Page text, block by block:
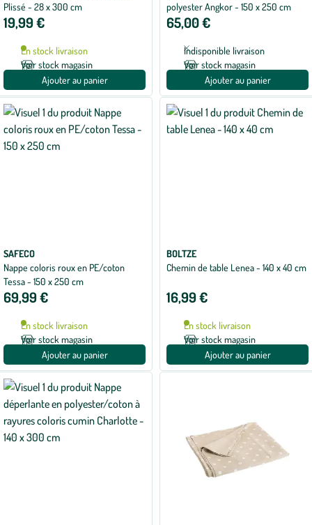
Plissé - 28 x 300 cm
19,99 €
En stock livraison
Voir stock magasin
Ajouter au panier
polyester Angkor - 150 x 250 cm
65,00 €
Indisponible livraison
Voir stock magasin
Ajouter au panier
SAFECO
Nappe coloris roux en PE/coton
Tessa - 150 x 250 cm
69,99 €
En stock livraison
Voir stock magasin
Ajouter au panier
BOLTZE
Chemin de table Lenea - 140 x 40 cm
16,99 €
En stock livraison
Voir stock magasin
Ajouter au panier